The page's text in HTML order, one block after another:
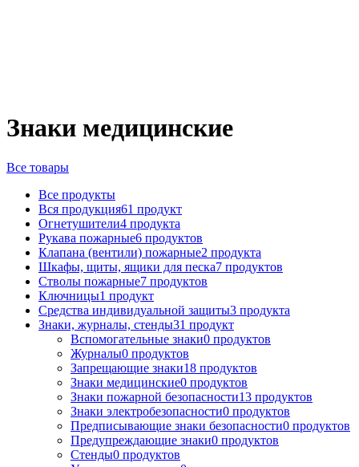
Знаки медицинские
Все товары
Все продукты
Вся продукция61 продукт
Огнетушители4 продукта
Рукава пожарные6 продуктов
Клапана (вентили) пожарные2 продукта
Шкафы, щиты, ящики для песка7 продуктов
Стволы пожарные7 продуктов
Ключницы1 продукт
Средства индивидуальной защиты3 продукта
Знаки, журналы, стенды31 продукт
Вспомогательные знаки0 продуктов
Журналы0 продуктов
Запрещающие знаки18 продуктов
Знаки медицинские0 продуктов
Знаки пожарной безопасности13 продуктов
Знаки электробезопасности0 продуктов
Предписывающие знаки безопасности0 продуктов
Предупреждающие знаки0 продуктов
Стенды0 продуктов